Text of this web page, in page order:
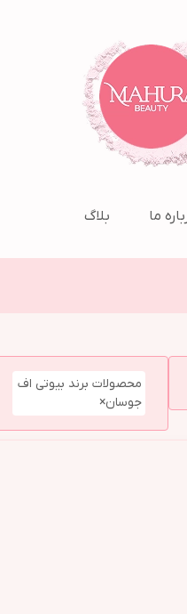
ما بلاگ
محصولات برند بیوتی اف
جوسان×